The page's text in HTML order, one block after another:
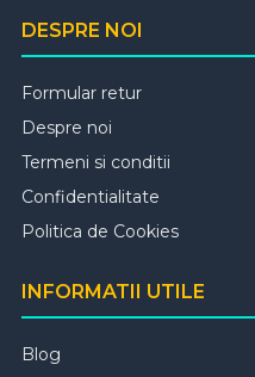
DESPRE NOI
Formular retur
Despre noi
Termeni si conditii
Confidentialitate
Politica de Cookies
INFORMATII UTILE
Blog